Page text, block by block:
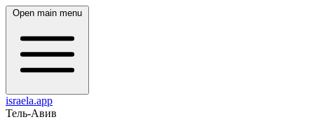
Open main menu
israela.app
Тель-Авив